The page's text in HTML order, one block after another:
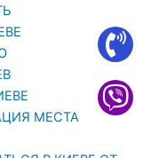
МЕСТА